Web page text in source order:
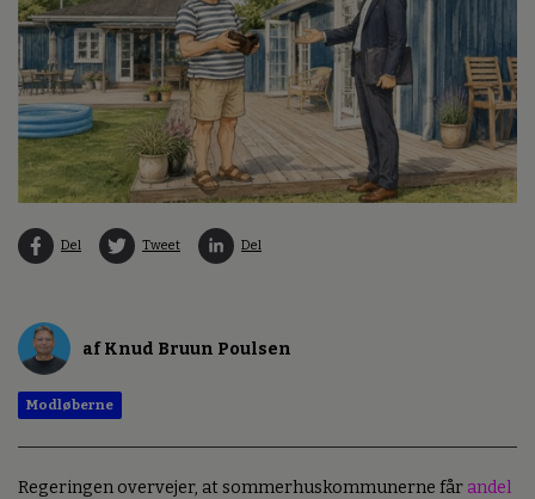
Del Tweet Del
af Knud Bruun Poulsen
Modløberne
Regeringen overvejer, at sommerhuskommunerne får andel